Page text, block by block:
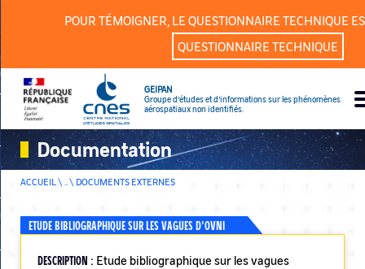
POUR TÉMOIGNER, LE QUESTIONNAIRE TECHNIQUE
QUESTIONNAIRE TECHNIQUE
GEIPAN
Groupe d’études et d’informations sur les phénomènes
aérospatiaux non identifiés.
Documentation
ACCUEIL \ .. \ DOCUMENTS EXTERNES
ETUDE BIBLIOGRAPHIQUE SUR LES VAGUES D'OVNI
DESCRIPTION : Etude bibliographique sur les vagues